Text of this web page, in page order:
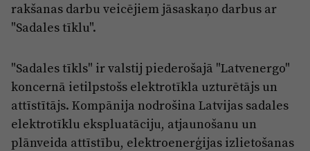
rakšanas darbu veicējiem jāsaskaņo darbus ar
"Sadales tīklu".
"Sadales tīkls" ir valstij piederošajā "Latvenergo"
koncernā ietilpstošs elektrotīkla uzturētājs un
attīstītājs. Kompānija nodrošina Latvijas sadales
elektrotīklu ekspluatāciju, atjaunošanu un
plānveida attīstību, elektroenerģijas izlietošanas